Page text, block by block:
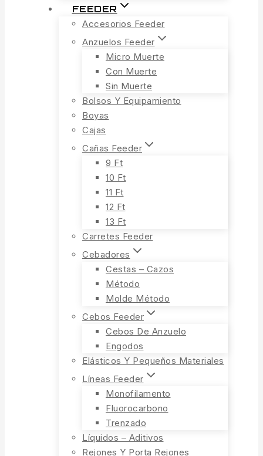
FEEDER
Accesorios Feeder
Anzuelos Feeder
Micro Muerte
Con Muerte
Sin Muerte
Bolsos Y Equipamiento
Boyas
Cajas
Cañas Feeder
9 Ft
10 Ft
11 Ft
12 Ft
13 Ft
Carretes Feeder
Cebadores
Cestas – Cazos
Método
Molde Método
Cebos Feeder
Cebos De Anzuelo
Engodos
Elásticos Y Pequeños Materiales
Líneas Feeder
Monofilamento
Fluorocarbono
Trenzado
Líquidos – Aditivos
Rejones Y Porta Rejones